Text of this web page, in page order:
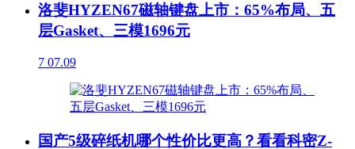
洛斐HYZEN67磁轴键盘上市：65%布局、五
层Gasket、三模1696元
7 07.09
国产5级碎纸机哪个性价比更高？看看科密Z-